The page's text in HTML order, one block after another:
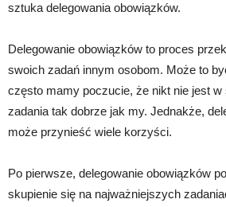
sztuka delegowania obowiązków.
Delegowanie obowiązków to proces
swoich zadań innym osobom. Może to
często mamy poczucie, że nikt nie jest w
zadania tak dobrze jak my. Jednakże,
może przynieść wiele korzyści.
Po pierwsze, delegowanie obowiązków
skupienie się na najważniejszych